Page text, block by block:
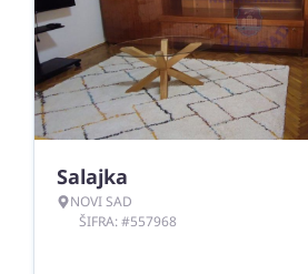
Salajka
NOVI SAD
ŠIFRA: #557968